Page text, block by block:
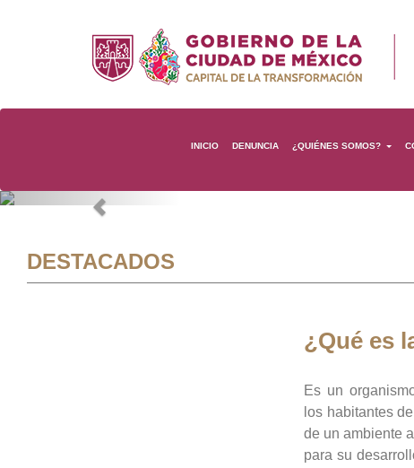
INICIO DENUNCIA ¿QUIÉNES SOMOS?
Previous
DESTACADOS
¿Qué es
Es un
los habitantes
de un ambiente
para su